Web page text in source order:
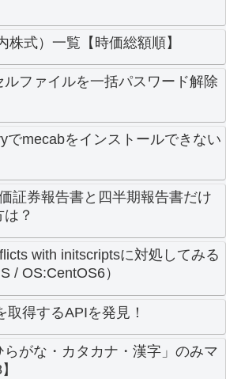
株式）一覧【時価総額順】
ファイルを一括パスワード解除
でmecabをインストールできない
証券報告書と四半期報告書だけ
？
with initscriptsに対処してみる
/ OS:CentOS6）
得するAPIを発見！
がな・カタカナ・漢字」のみマ